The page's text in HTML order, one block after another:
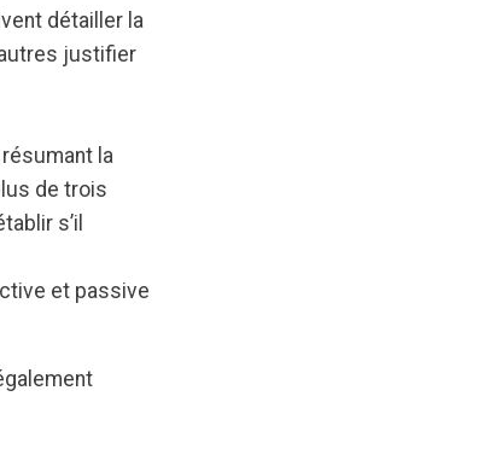
détailler la
justifier
la
de trois
s’il
et passive